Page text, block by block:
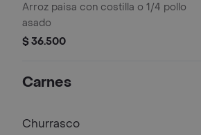
Arroz paisa con costilla o 1/4 pollo
asado
$ 36.500
Carnes
Churrasco